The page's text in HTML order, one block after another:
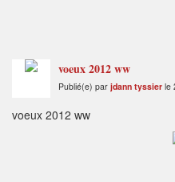
voeux 2012 ww
Publié(e) par jdann tyssier le
voeux 2012 ww